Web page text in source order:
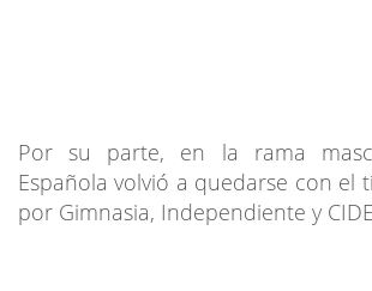
Por su parte, en la rama
Española volvió a quedarse con el
por Gimnasia, Independiente y